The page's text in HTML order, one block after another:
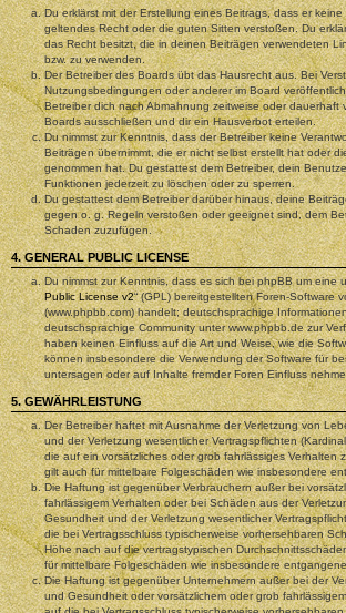
Du erklärst mit der Erstellung eines Beitrags, dass er
geltendes Recht oder die guten Sitten verstoßen. Du
das Recht besitzt, die in deinen Beiträgen verwendeten
bzw. zu verwenden.
Der Betreiber des Boards übt das Hausrecht aus. Bei
Nutzungsbedingungen oder anderer im Board
Betreiber dich nach Abmahnung zeitweise oder dauerhaft
Boards ausschließen und dir ein Hausverbot erteilen.
Du nimmst zur Kenntnis, dass der Betreiber keine
Beiträgen übernimmt, die er nicht selbst erstellt hat oder
genommen hat. Du gestattest dem Betreiber, dein
Funktionen jederzeit zu löschen oder zu sperren.
Du gestattest dem Betreiber darüber hinaus, deine
gegen o. g. Regeln verstoßen oder geeignet sind, dem
Schaden zuzufügen.
4. GENERAL PUBLIC LICENSE
Du nimmst zur Kenntnis, dass es sich bei phpBB um eine
Public License v2“ (GPL) bereitgestellten Foren-Software
(www.phpbb.com) handelt; deutschsprachige
deutschsprachige Community unter www.phpbb.de zur
haben keinen Einfluss auf die Art und Weise, wie die
können insbesondere die Verwendung der Software für
untersagen oder auf Inhalte fremder Foren Einfluss
5. GEWÄHRLEISTUNG
Der Betreiber haftet mit Ausnahme der Verletzung von
und der Verletzung wesentlicher Vertragspflichten
die auf ein vorsätzliches oder grob fahrlässiges Verhalten
gilt auch für mittelbare Folgeschäden wie insbesondere
Die Haftung ist gegenüber Verbrauchern außer bei
fahrlässigem Verhalten oder bei Schäden aus der
Gesundheit und der Verletzung wesentlicher
die bei Vertragsschluss typischerweise vorhersehbaren
Höhe nach auf die vertragstypischen
für mittelbare Folgeschäden wie insbesondere
Die Haftung ist gegenüber Unternehmern außer bei der
und Gesundheit oder vorsätzlichem oder grob